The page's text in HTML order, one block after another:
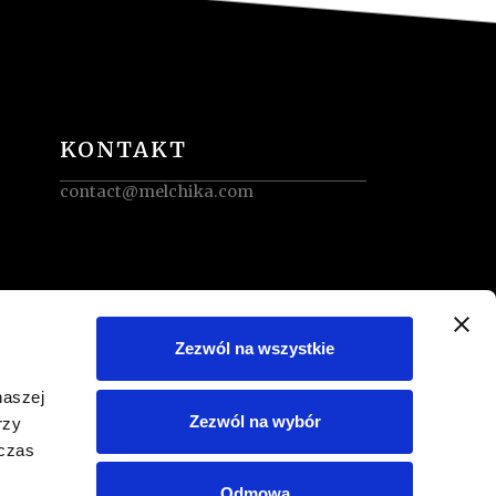
Zezwól na wszystkie
Zezwól na wybór
KONTAKT
contact@melchika.com